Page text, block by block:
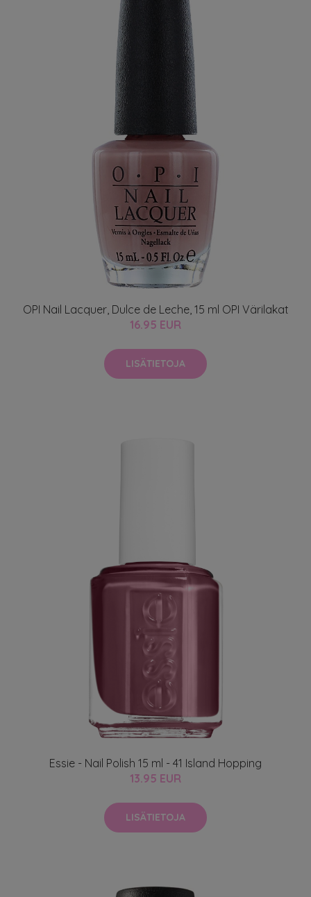
OPI Nail Lacquer, Dulce de Leche, 15 ml OPI Värilakat
16.95 EUR
LISÄTIETOJA
Essie - Nail Polish 15 ml - 41 Island Hopping
13.95 EUR
LISÄTIETOJA